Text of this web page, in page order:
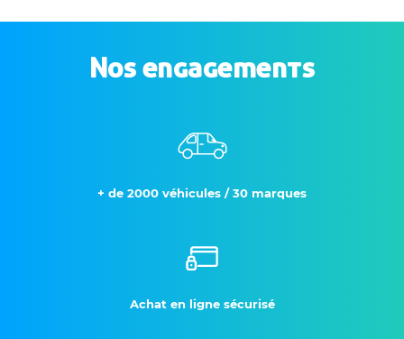
Nos engagements
+ de 2000 véhicules / 30 marques
Achat en ligne sécurisé